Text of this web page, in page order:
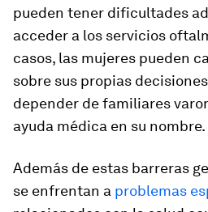
pueden tener dificultades
acceder a los servicios
casos, las mujeres pueden
sobre sus propias
depender de familiares
ayuda médica en su nombre.
Además de estas barreras
se enfrentan a problemas